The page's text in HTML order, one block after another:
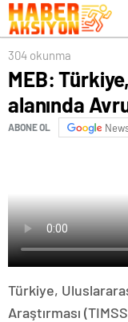
304 okunma
MEB:
alanında
ABONE OL
Türkiye,
Araştırması